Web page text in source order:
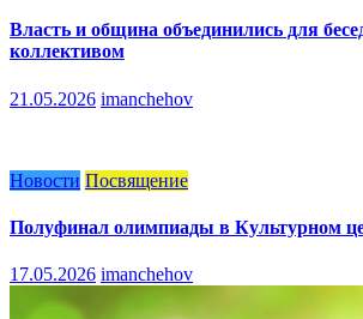
Власть и община объединились для
коллективом
21.05.2026 imanchehov
Новости Посвящение
Полуфинал олимпиады в Культурном
17.05.2026 imanchehov